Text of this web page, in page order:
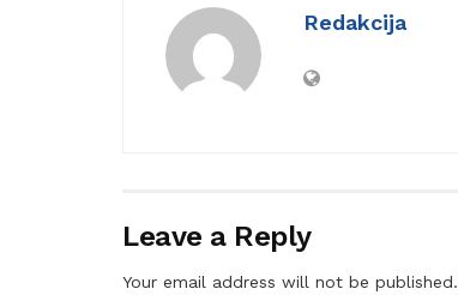
Redakcija
Leave a Reply
Your email address will not be published.